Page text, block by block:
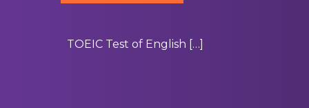
TOEIC Test of English […]